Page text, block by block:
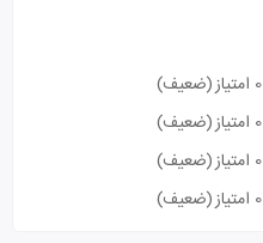
0 امتیاز
(ضعیف)
0 امتیاز
(ضعیف)
0 امتیاز
(ضعیف)
0 امتیاز (ضعیف)